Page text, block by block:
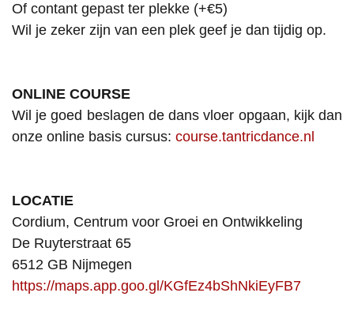
Of contant gepast ter plekke (+€5)
Wil je zeker zijn van een plek geef je dan tijdig op.
ONLINE COURSE
Wil je goed beslagen de dans vloer opgaan, kijk dan
onze online basis cursus: course.tantricdance.nl
LOCATIE
Cordium, Centrum voor Groei en Ontwikkeling
De Ruyterstraat 65
6512 GB Nijmegen
https://maps.app.goo.gl/KGfEz4bShNkiEyFB7